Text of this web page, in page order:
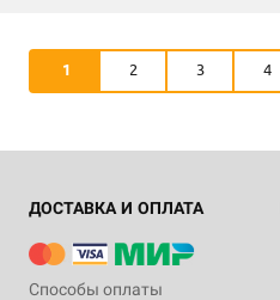
1 2 3 4
ДОСТАВКА И ОПЛАТА
Способы оплаты